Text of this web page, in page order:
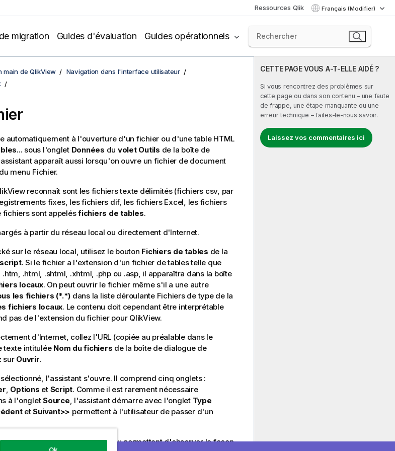
Ressources Qlik Français (Modifier)
migration Guides d'évaluation Guides opérationnels
CETTE PAGE VOUS A-T-ELLE AIDÉ ?
Si vous rencontrez des problèmes sur
cette page ou dans son contenu – une faute
de frappe, une étape manquante ou une
erreur technique – faites-le-nous savoir.
Laissez vos commentaires ici
main de QlikView
Navigation dans l'interface utilisateur
automatiquement à l'ouverture d'un fichier ou d'une table HTML
sous l'onglet Données du volet Outils de la boîte de
apparaît aussi lorsqu'on ouvre un fichier de document
menu Fichier.
reconnaît sont les fichiers texte délimités (fichiers csv, par
fixes, les fichiers dif, les fichiers Excel, les fichiers
fichiers sont appelésfichiers de tables.
à partir du réseau local ou directement d'Internet.
sur le réseau local, utilisez le bouton Fichiers de tables de la
. Si le fichier a l'extension d'un fichier de tables telle que
.html, .shtml, .xhtml, .php ou .asp, il apparaîtra dans la boîte
locaux. On peut ouvrir le fichier même s'il a une autre
les fichiers (*.*) dans la liste déroulante Fichiers de type de la
fichiers locaux. Le contenu doit cependant être interprétable
pas de l'extension du fichier pour QlikView.
d'Internet, collez l'URL (copiée au préalable dans le
texte intitulée Nom du fichiers de la boîte de dialogue de
sur Ouvrir.
l'assistant s'ouvre. Il comprend cinq onglets :
, Options et Script. Comme il est rarement nécessaire
à l'ongletSource, l'assistant démarre avec l'onglet Type
etSuivant>> permettent à l'utilisateur de passer d'un
, vous disposez d'un aperçu permettant d'observer la façon